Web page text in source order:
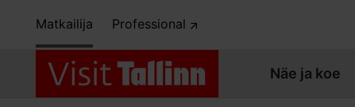
Matkailija Professional
Näe ja koe